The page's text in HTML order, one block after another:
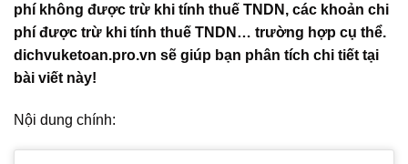
phí không được trừ khi tính thuế TNDN, các khoản chi
phí được trừ khi tính thuế TNDN… trường hợp cụ thể.
dichvuketoan.pro.vn sẽ giúp bạn phân tích chi tiết tại
bài viết này!
Nội dung chính: